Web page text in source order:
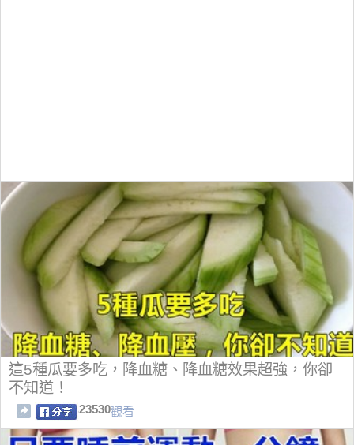
這5種瓜要多吃，降血糖、降血糖效果超強，你卻
不知道！
23530觀看